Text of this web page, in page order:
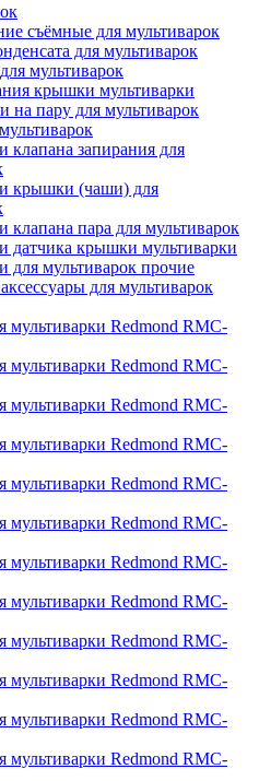
съёмные для мультиварок
для мультиварок
мультиварок
крышки мультиварки
на пару для мультиварок
клапана запирания для
крышки (чаши) для
клапана пара для мультиварок
датчика крышки мультиварки
для мультиварок прочие
для мультиварок
мультиварки Redmond RMC-
мультиварки Redmond RMC-
мультиварки Redmond RMC-
мультиварки Redmond RMC-
мультиварки Redmond RMC-
мультиварки Redmond RMC-
мультиварки Redmond RMC-
мультиварки Redmond RMC-
мультиварки Redmond RMC-
мультиварки Redmond RMC-
мультиварки Redmond RMC-
мультиварки Redmond RMC-